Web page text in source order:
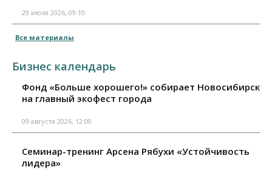
29 июля 2026, 09:10
Все материалы
Бизнес календарь
Фонд «Больше хорошего!» собирает Новосибирск
на главный экофест города
09 августа 2026, 12:00
Семинар-тренинг Арсена Рябухи «Устойчивость
лидера»